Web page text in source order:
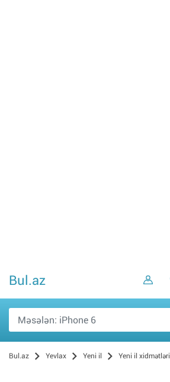
Bul.az
Bul.az Yevlax Yeni il Yeni il xidmətləri